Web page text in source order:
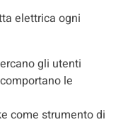
elettrica ogni
gli utenti
le
come strumento di